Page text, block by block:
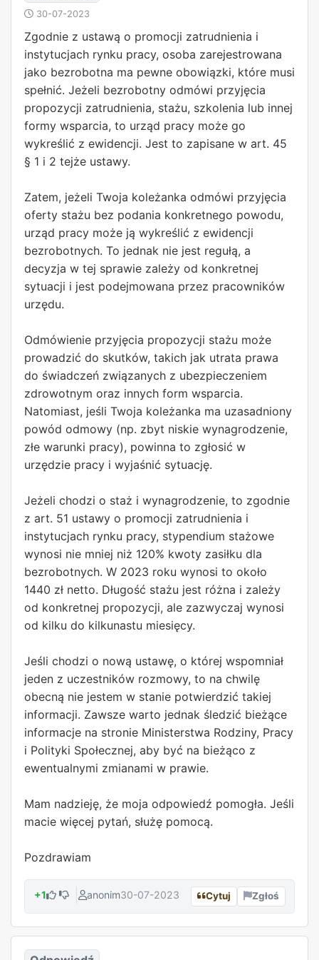
30-07-2023
Zgodnie z ustawą o promocji zatrudnienia i
instytucjach rynku pracy, osoba zarejestrowana
jako bezrobotna ma pewne obowiązki, które musi
spełnić. Jeżeli bezrobotny odmówi przyjęcia
propozycji zatrudnienia, stażu, szkolenia lub innej
formy wsparcia, to urząd pracy może go
wykreślić z ewidencji. Jest to zapisane w art. 45
§ 1 i 2 tejże ustawy.
Zatem, jeżeli Twoja koleżanka odmówi przyjęcia
oferty stażu bez podania konkretnego powodu,
urząd pracy może ją wykreślić z ewidencji
bezrobotnych. To jednak nie jest regułą, a
decyzja w tej sprawie zależy od konkretnej
sytuacji i jest podejmowana przez pracowników
urzędu.
Odmówienie przyjęcia propozycji stażu może
prowadzić do skutków, takich jak utrata prawa
do świadczeń związanych z ubezpieczeniem
zdrowotnym oraz innych form wsparcia.
Natomiast, jeśli Twoja koleżanka ma uzasadniony
powód odmowy (np. zbyt niskie wynagrodzenie,
złe warunki pracy), powinna to zgłosić w
urzędzie pracy i wyjaśnić sytuację.
Jeżeli chodzi o staż i wynagrodzenie, to zgodnie
z art. 51 ustawy o promocji zatrudnienia i
instytucjach rynku pracy, stypendium stażowe
wynosi nie mniej niż 120% kwoty zasiłku dla
bezrobotnych. W 2023 roku wynosi to około
1440 zł netto. Długość stażu jest różna i zależy
od konkretnej propozycji, ale zazwyczaj wynosi
od kilku do kilkunastu miesięcy.
Jeśli chodzi o nową ustawę, o której wspomniał
jeden z uczestników rozmowy, to na chwilę
obecną nie jestem w stanie potwierdzić takiej
informacji. Zawsze warto jednak śledzić bieżące
informacje na stronie Ministerstwa Rodziny, Pracy
i Polityki Społecznej, aby być na bieżąco z
ewentualnymi zmianami w prawie.
Mam nadzieję, że moja odpowiedź pomogła. Jeśli
macie więcej pytań, służę pomocą.
Pozdrawiam
+1 anonim30-07-2023 Cytuj Zgłoś